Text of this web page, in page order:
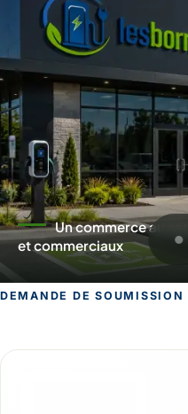
Un commerce au
et commerciaux
DEMANDE DE SOUMISSION